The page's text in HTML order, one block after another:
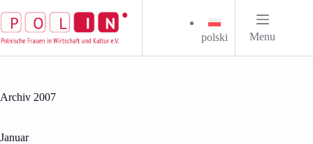
Inhalt
springen
polski Menu
Archiv 2007
Januar